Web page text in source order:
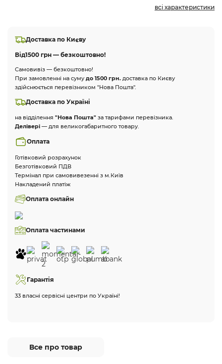
всі характеристики
Доставка по Києву
Від1500 грн — безкоштовно!
Самовивіз — безкоштовно!
При замовленні на суму до 1500 грн. доставка по Києву
здійснюється перевізником "Нова Пошта".
Доставка по Україні
на відділення "Нова Пошта" за тарифами перевізника.
Делівері — для великогабаритного товару.
Оплата
Готівковий розрахунок
Безготівковий ПДВ
Термінал при самовивезенні з м.Київ
Накладений платіж
Оплата онлайн
Оплата частинами
Гарантія
33 власні сервісні центри по Україні!
Все про товар